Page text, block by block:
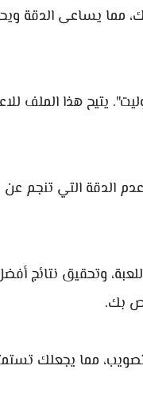
مما يساعى الدقة
يتيح هذا الملف
الدقة التي تنجم عن
وتحقيق نتائج
بك.
مما يجعلك